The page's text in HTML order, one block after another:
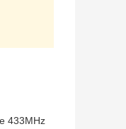
433MHz